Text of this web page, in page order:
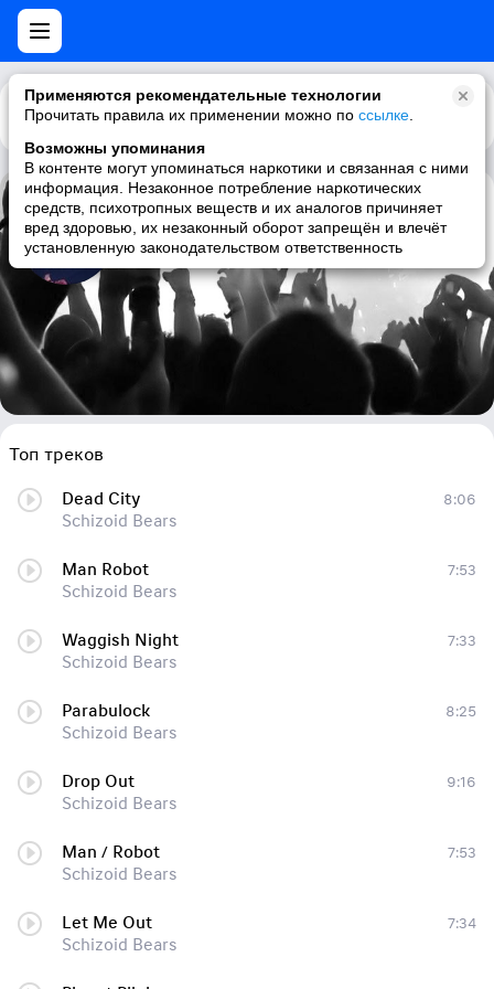
Применяются рекомендательные технологии
Прочитать правила их применении можно по ссылке
Возможны упоминания
В контенте могут упоминаться наркотики и связанная с ними
информация. Незаконное потребление наркотических
средств, психотропных веществ и их аналогов причиняет
вред здоровью, их незаконный оборот запрещён и влечёт
установленную законодательством ответственность
Каталог Рекомендации
Schizoid Bears
psytrance, dark psytrance, trance, forestpsy
Топ треков
Dead City
Schizoid Bears
8:06
Man Robot
Schizoid Bears
7:53
Waggish Night
Schizoid Bears
7:33
Parabulock
Schizoid Bears
8:25
Drop Out
Schizoid Bears
9:16
Man / Robot
Schizoid Bears
7:53
Let Me Out
Schizoid Bears
7:34